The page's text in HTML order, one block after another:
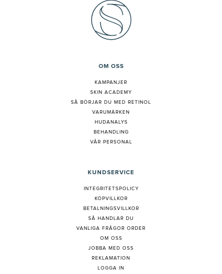
OM OSS
KAMPANJER
SKIN ACADEMY
SÅ BÖRJAR DU MED RETINOL
VARUMÄRKEN
HUDANALYS
BEHANDLING
VÅR PERSONAL
KUNDSERVICE
INTEGRITETSPOLICY
KÖPVILLKOR
BETALNINGSVILLKOR
SÅ HANDLAR DU
VANLIGA FRÅGOR ORDER
OM OSS
JOBBA MED OSS
REKLAMATION
LOGGA IN